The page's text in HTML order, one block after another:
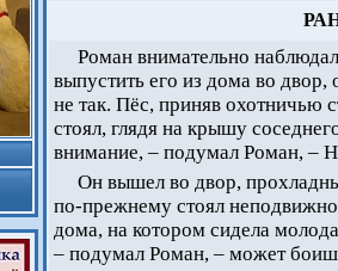
Роман внимательно
выпустить его из дома во двор,
не так. Пёс, приняв охотничью
стоял, глядя на крышу
внимание, – подумал Роман, –
Он вышел во двор,
по-прежнему стоял
дома, на котором сидела
– подумал Роман, – может